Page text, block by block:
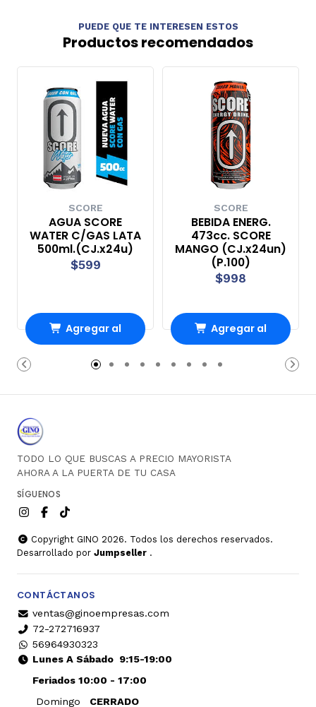
PUEDE QUE TE INTERESEN ESTOS
Productos recomendados
SCORE
AGUA SCORE
WATER C/GAS LATA
500ml.(CJ.x24u)
$599
Agregar al
Carro
SCORE
BEBIDA ENERG.
473cc. SCORE
MANGO (CJ.x24un)
(P.100)
$998
Agregar al
Carro
TODO LO QUE BUSCAS A PRECIO MAYORISTA
AHORA A LA PUERTA DE TU CASA
SÍGUENOS
Copyright GINO 2026. Todos los derechos reservados.
Desarrollado por Jumpseller .
CONTÁCTANOS
ventas@ginoempresas.com
72-272716937
56964930323
Lunes A Sábado9:15-19:00
Feriados 10:00 - 17:00
Domingo
CERRADO